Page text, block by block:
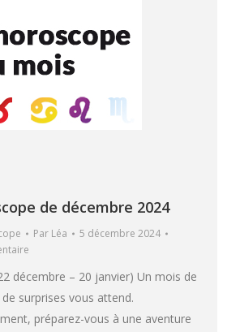
de décembre 2024
Par Léa
5 décembre 2024
décembre – 20 janvier) Un mois de
surprises vous attend.
préparez-vous à une aventure